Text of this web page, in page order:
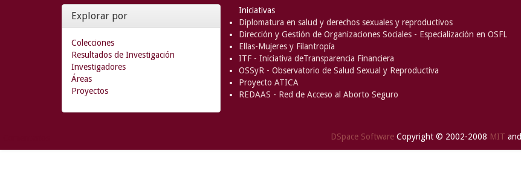
Explorar por
Colecciones
Resultados de Investigación
Investigadores
Áreas
Proyectos
Iniciativas
Diplomatura en salud y derechos sexuales y reproductivos
Dirección y Gestión de Organizaciones Sociales - Especialización en OSFL
Ellas-Mujeres y Filantropía
ITF - Iniciativa deTransparencia Financiera
OSSyR - Observatorio de Salud Sexual y Reproductiva
Proyecto ATICA
REDAAS - Red de Acceso al Aborto Seguro
DSpace Software Copyright © 2002-2008 MIT and